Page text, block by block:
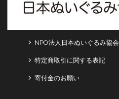
NPO法人日本ぬいぐるみ協会
特定商取引に関する表記
寄付金のお願い